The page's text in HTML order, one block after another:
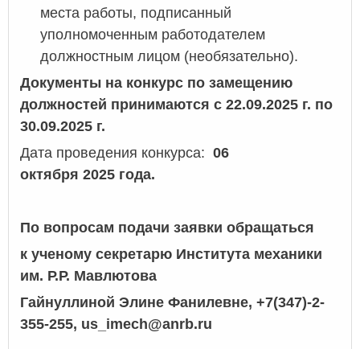
места работы, подписанный
уполномоченным работодателем
должностным лицом (необязательно).
Документы на конкурс по замещению
должностей принимаются с 22.09.2025 г. по
30.09.2025 г.
Дата проведения конкурса: 06
октября 2025 года.
По вопросам подачи заявки обращаться
к ученому секретарю Института механики
им. Р.Р. Мавлютова
Гайнуллиной Элине Фанилевне, +7(347)-2-
355-255, us_ imech@anrb.ru